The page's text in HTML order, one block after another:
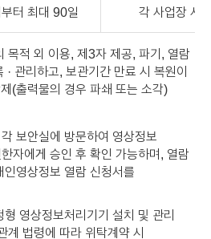
터 최대 90일 각 사업장 서
목적 외 이용, 제3자 제공, 파기, 열람
관리하고, 보관기간 만료 시 복원이
(출력물의 경우 파쇄 또는 소각)
보안실에 방문하여 영상정보
자에게 승인 후 확인 가능하며, 열람
영상정보 열람 신청서를
영상정보처리기기 설치 및 관리
계 법령에 따라 위탁계약 시